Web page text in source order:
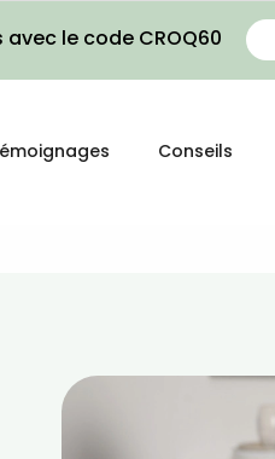
avec le code CROQ60
Conseils